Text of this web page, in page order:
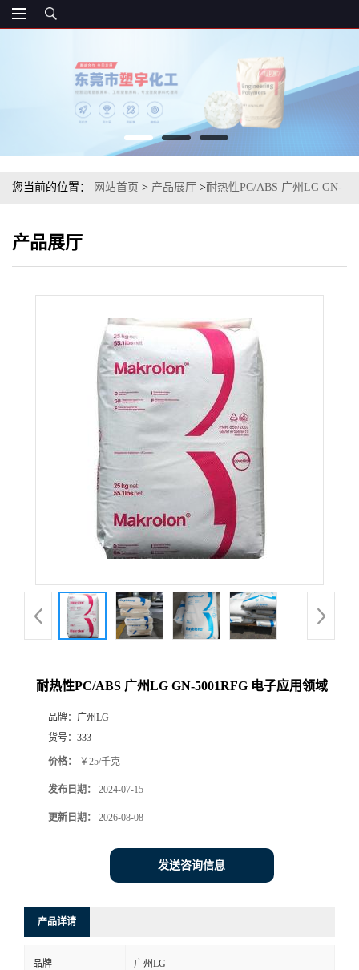
您当前的位置： 网站首页 > 产品展厅 >耐热性PC/ABS 广州LG GN-
产品展厅
耐热性PC/ABS 广州LG GN-5001RFG 电子应用领域
品牌： 广州LG
货号： 333
价格： ￥25/千克
发布日期： 2024-07-15
更新日期： 2026-08-08
发送咨询信息
产品详请
品牌 广州LG